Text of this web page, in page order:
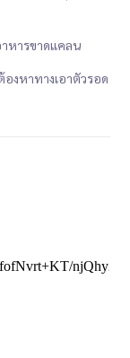
หารขาดแคลน
องหาทางเอาตัวรอด